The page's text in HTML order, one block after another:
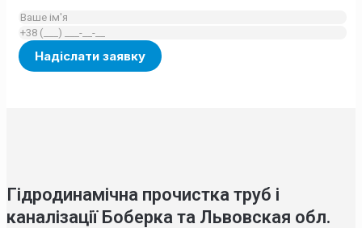
Гідродинамічна прочистка труб і
каналізації Боберка та Львовская обл.